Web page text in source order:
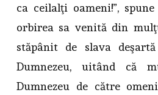
ca ceilalţi oameni!”, spune
orbirea sa venită din
stăpânit de slava
Dumnezeu, uitând că
Dumnezeu de către